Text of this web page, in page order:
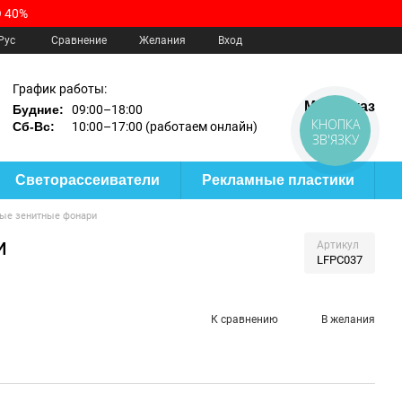
Рус Сравнение Желания Вход
График работы:
Будние:
09:00–18:00
Сб-Вс:
10:00–17:00 (работаем онлайн)
Мой заказ
Светорассеиватели Рекламные пластики
зенитные фонари
Артикул
LFPC037
К сравнению В желания
КНОПКА
ЗВ'ЯЗКУ